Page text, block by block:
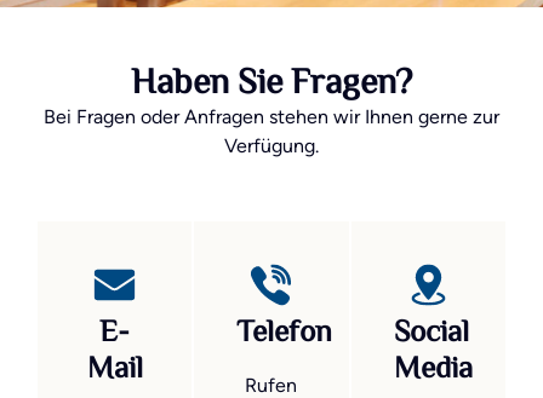
Haben Sie Fragen?
Bei Fragen oder Anfragen stehen wir Ihnen gerne zur
Verfügung.
E-
Mail
Telefon
Rufen
Social
Media